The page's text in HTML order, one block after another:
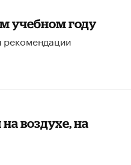
учебном году
рекомендации
воздухе, на